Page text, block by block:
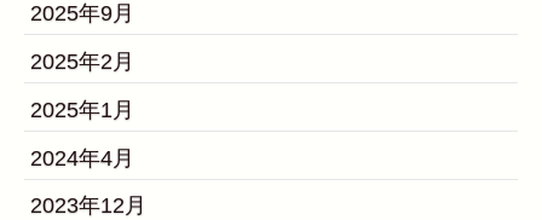
2025年9月
2025年2月
2025年1月
2024年4月
2023年12月